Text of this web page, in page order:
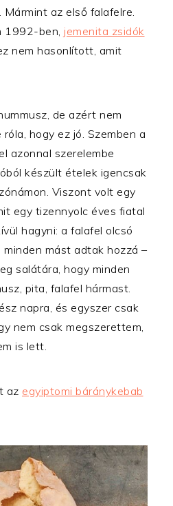
Mármint az első falafelre.
1992-ben, jemenita zsidók
nem hasonlított, amit
de azért nem
hogy ez jó. Szemben a
azonnal szerelembe
készült ételek igencsak
Viszont volt egy
egy tizennyolc éves fiatal
hagyni: a falafel olcsó
mást adtak hozzá –
salátára, hogy minden
pita, falafel hármast.
napra, és egyszer csak
nem csak megszerettem,
is lett.
az egyiptomi báránykebab